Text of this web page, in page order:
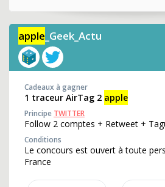
apple _Geek_Actu
Cadeaux à gagner
1 traceur AirTag 2 apple
Principe TWITTER
Follow 2 comptes + Retweet +
Conditions
Le concours est ouvert à toute
France